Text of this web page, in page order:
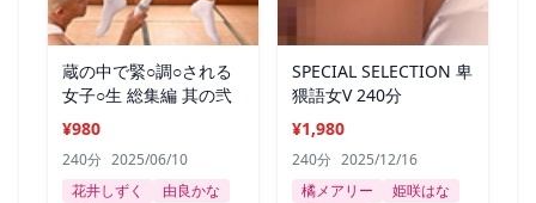
蔵の中で緊○調○される
女子○生 総集編 其の弐
¥980
240分 2025/06/10
花井しずく
由良かな
SPECIAL SELECTION 卑
猥語女V 240分
¥1,980
240分 2025/12/16
橘メアリー
姫咲はな